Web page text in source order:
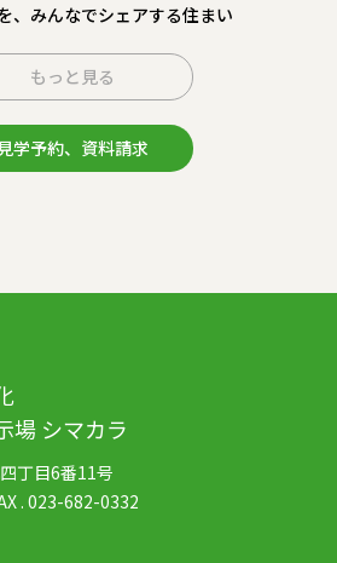
、みんなでシェアする住まい
もっと見る
見学予約、資料請求
場 シマカラ
丁目6番11号
. 023-682-0332